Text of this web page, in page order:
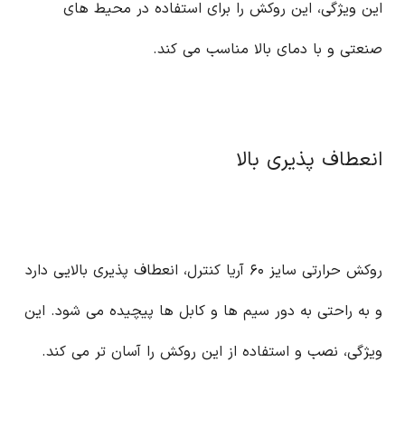
این ویژگی، این روکش را برای استفاده در محیط های
صنعتی و با دمای بالا مناسب می کند.
انعطاف پذیری بالا
روکش حرارتی سایز ۶۰ آریا کنترل، انعطاف پذیری بالایی دارد
و به راحتی به دور سیم ها و کابل ها پیچیده می شود. این
ویژگی، نصب و استفاده از این روکش را آسان تر می کند.